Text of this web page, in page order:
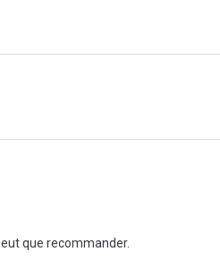
que recommander.